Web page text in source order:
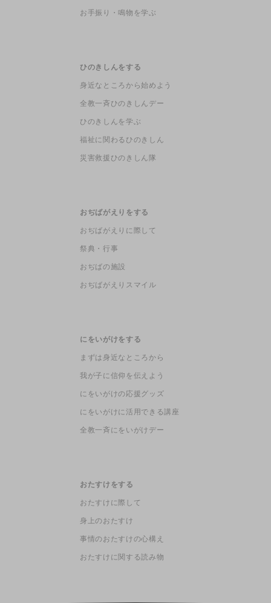
お手振り・鳴物を学ぶ
ひのきしんをする
身近なところから始めよう
全教一斉ひのきしんデー
ひのきしんを学ぶ
福祉に関わるひのきしん
災害救援ひのきしん隊
おぢばがえりをする
おぢばがえりに際して
祭典・行事
おぢばの施設
おぢばがえりスマイル
にをいがけをする
まずは身近なところから
我が子に信仰を伝えよう
にをいがけの応援グッズ
にをいがけに活用できる講座
全教一斉にをいがけデー
おたすけをする
おたすけに際して
身上のおたすけ
事情のおたすけの心構え
おたすけに関する読み物